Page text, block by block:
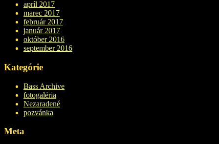
apríl 2017
marec 2017
február 2017
január 2017
október 2016
september 2016
Kategórie
Bass Archive
fotogaléria
Nezaradené
pozvánka
Meta